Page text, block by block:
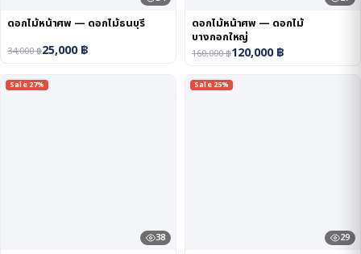
ดอกไม้หน้าศพ — ดอกไม้ธนบุรี
34,000฿25,000฿
ดอกไม้หน้าศพ — ดอกไม้
บางกอกใหญ่
160,000฿120,000฿
Sale 27%
38
Sale 25%
29